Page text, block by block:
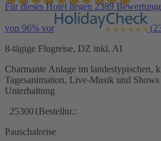
Für dieses Hotel liegen 2389
von 96% vor
8-tägige Flugreise, DZ inkl. AI
Charmante Anlage im landestypischen,
Tagesanimation, Live-Musik und
Unterhaltung
253001 Bestellnr.:
Pauschalreise